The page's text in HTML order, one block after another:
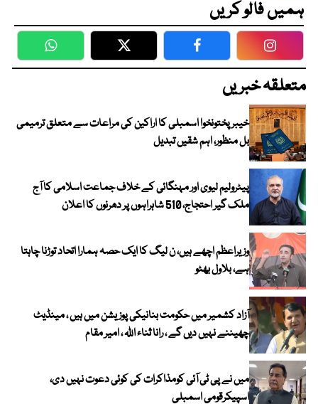
ہمیں فالو کریں
WhatsApp Twitter Facebook
متعلقہ خبریں
خیبرپختونخوا اسمبلی کا اراکین کی مراعات سے متعلق ترمیمی
بل منظور، اہم شقیں تبدیل
پیٹرولیم لیوی اور مہنگائی کے خلاف جماعت اسلامی کا آج
ملک گیر احتجاج، 510 شاہراہوں پر دھرنوں کا اعلان
وزیراعظم اچھے ہیں، ن لیگ کا ایک حصہ ہمارا اتحاد توڑنا چاہتا
ہے، بلاول بھٹو
آزاد کشمیر میں حکومت بنانیکی پوزیشن میں ہیں ، مینڈیٹ
چھیننے نہیں دیں گے ، رانا ثناء اللہ ، امیر مقام
میں نے پی ٹی آئی کومذاکرات کی کوئی دعوت نہیں دی،
اسپیکرقومی اسمبلی